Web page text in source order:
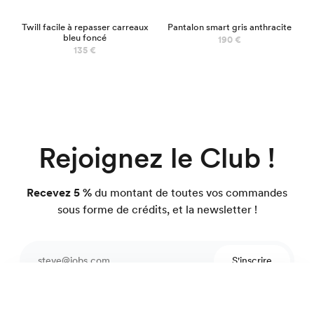
Twill facile à repasser carreaux
bleu foncé
135 €
Pantalon smart gris anthracite
190 €
Rejoignez le Club !
Recevez 5 % du montant de toutes vos commandes
sous forme de crédits, et la newsletter !
S'inscrire